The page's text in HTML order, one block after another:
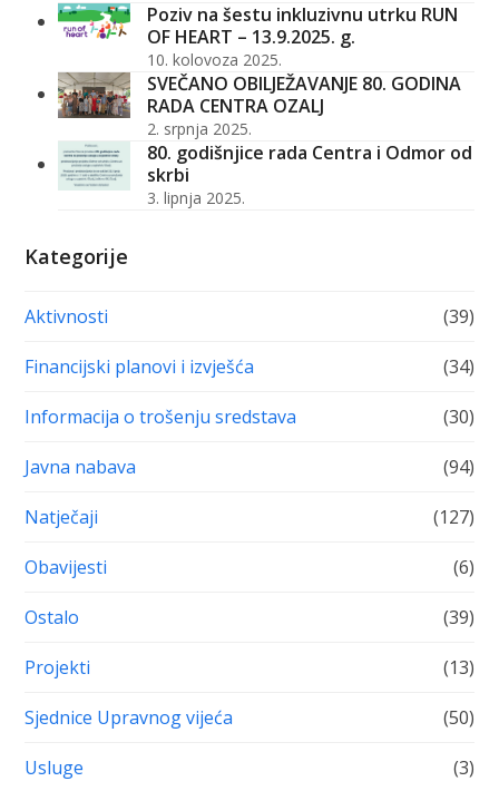
Poziv na šestu inkluzivnu utrku RUN
OF HEART – 13.9.2025. g.
10. kolovoza 2025.
SVEČANO OBILJEŽAVANJE 80. GODINA
RADA CENTRA OZALJ
2. srpnja 2025.
80. godišnjice rada Centra i Odmor od
skrbi
3. lipnja 2025.
Kategorije
Aktivnosti (39)
Financijski planovi i izvješća (34)
Informacija o trošenju sredstava (30)
Javna nabava (94)
Natječaji (127)
Obavijesti (6)
Ostalo (39)
Projekti (13)
Sjednice Upravnog vijeća (50)
Usluge (3)